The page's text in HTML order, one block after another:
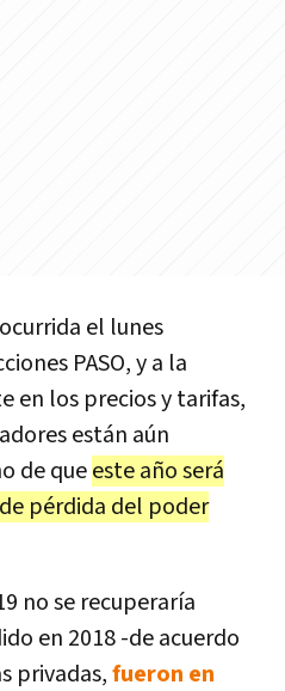
el lunes
PASO, y a la
en los precios y tarifas,
están aún
de queeste año será
pérdida del poder
no se recuperaría
en 2018 -de acuerdo
privadas,fueron en